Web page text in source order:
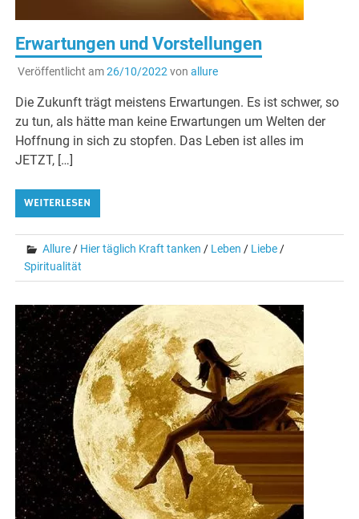
Erwartungen und Vorstellungen
Veröffentlicht am26/10/2022von allure
Die Zukunft trägt meistens Erwartungen. Es ist schwer, so
zu tun, als hätte man keine Erwartungen um Welten der
Hoffnung in sich zu stopfen. Das Leben ist alles im
JETZT, […]
WEITERLESEN
Allure/ Hier täglich Kraft tanken / Leben / Liebe/
Spiritualität